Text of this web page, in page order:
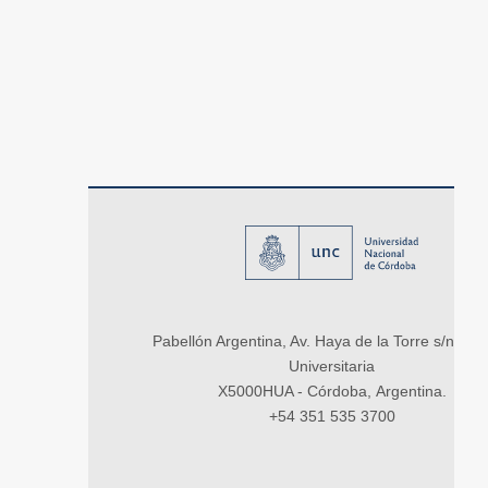
Pabellón Argentina, Av. Haya de la Torre s/n,
Universitaria
X5000HUA - Córdoba, Argentina.
+54 351 535 3700